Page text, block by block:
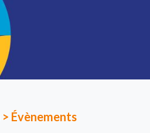
> Évènements